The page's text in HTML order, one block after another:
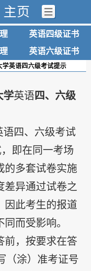
主页
英语四级证书
英语六级证书
英语四六级考试提示
学英语 四、六级
四、六级考试
即在同一考场
的多套试卷实施
差异通过试卷之
因此考生的报道
而受影响。
，按要求在答
（涂）准考证号